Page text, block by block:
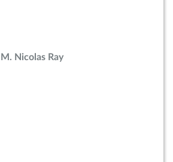
M. Nicolas Ray